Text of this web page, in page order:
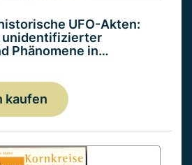
UFO-Akten:
unidentifizierter
Phänomene in…
kaufen